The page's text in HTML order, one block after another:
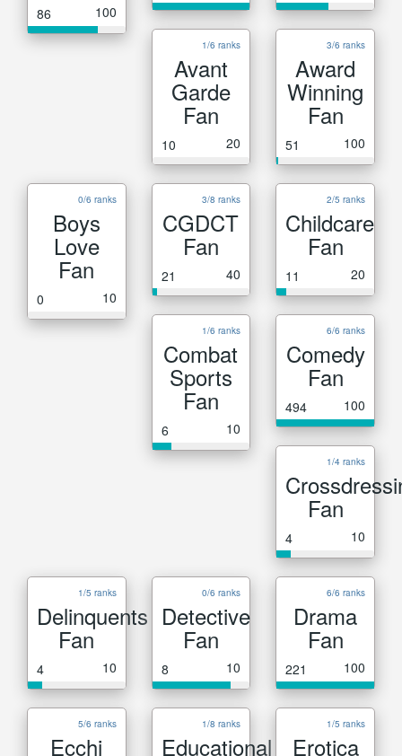
86 100
1/6 ranks
Avant
Garde
Fan
10 20
3/6 ranks
Award
Winning
Fan
51 100
0/6 ranks
Boys
Love
Fan
0 10
3/8 ranks
CGDCT
Fan
21 40
2/5 ranks
Childcare
Fan
11 20
1/6 ranks
Combat
Sports
Fan
6 10
6/6 ranks
Comedy
Fan
494 100
1/4 ranks
Fan
4 10
1/5 ranks
Delinquents
Fan
4 10
0/6 ranks
Detective
Fan
8 10
6/6 ranks
Drama
Fan
221 100
5/6 ranks
Ecchi
1/8 ranks
Educational
1/5 ranks
Erotica